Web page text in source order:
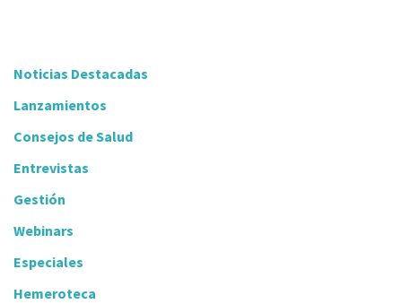
Noticias Destacadas
Lanzamientos
Consejos de Salud
Entrevistas
Gestión
Webinars
Especiales
Hemeroteca